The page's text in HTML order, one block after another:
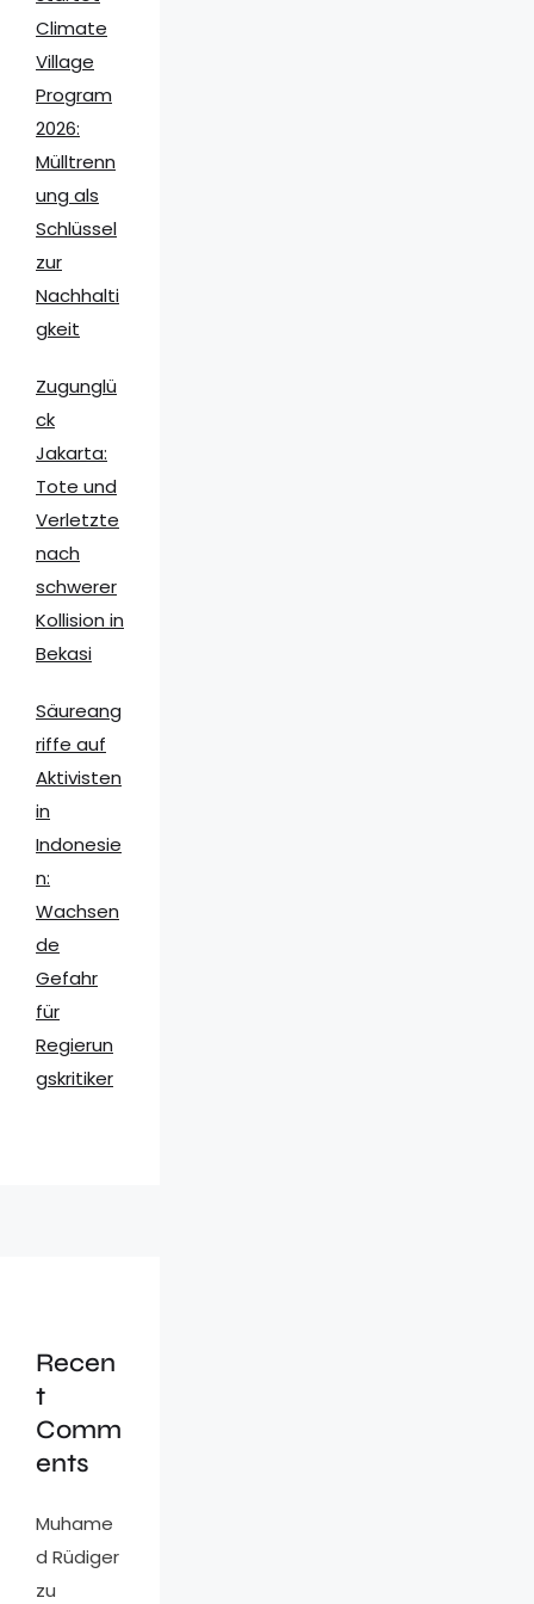
Climate
Village
Program
2026:
Mülltrenn
ung als
Schlüssel
zur
Nachhalti
gkeit
Zugunglü
ck
Jakarta:
Tote und
Verletzte
nach
schwerer
Kollision in
Bekasi
Säureang
riffe auf
Aktivisten
in
Indonesie
n:
Wachsen
de
Gefahr
für
Regierun
gskritiker
Recen
t
Comm
ents
Muhame
d Rüdiger
zu